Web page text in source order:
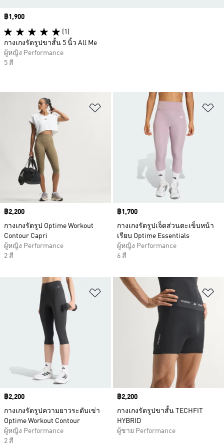
เพิ่มไปยังรายการสินค้าโปรด
Price
฿2,200
กางเกงรัดรูป Optime Workout
Contour Capri
ผู้หญิง Performance
2 สี
Price
฿1,700
กางเกงรัดรูปเจ็ดส่วนตะเข็บหน้า
เรียบ Optime Essentials
ผู้หญิง Performance
6 สี
เพิ่มไปยังรายการสินค้าโปรด
Price
฿2,200
กางเกงรัดรูปความยาวระดับเข่า
Optime Workout Contour
ผู้หญิง Performance
2 สี
Price
฿2,200
กางเกงรัดรูปขาสั้น TECHFIT
HYBRID
ผู้ชาย Performance
Price
฿1,900
(1)
กางเกงรัดรูปขาสั้น 5 นิ้ว All Me
ผู้หญิง Performance
5 สี